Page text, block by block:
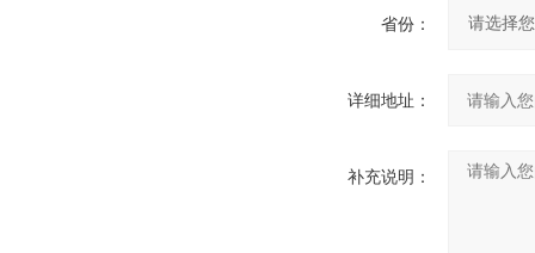
省份：
详细地址：
补充说明：